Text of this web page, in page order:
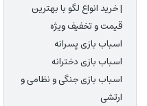
| خرید انواع لگو با بهترین
قیمت و تخفیف ویژه
اسباب بازی پسرانه
اسباب بازی دخترانه
اسباب بازی جنگی و نظامی و
ارتشی